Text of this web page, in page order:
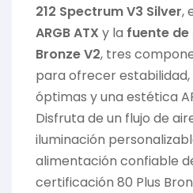
212 Spectrum V3 Silver,
ARGB ATX y la fuente de
Bronze V2, tres
para ofrecer
óptimas y una estética
Disfruta de un flujo de
iluminación
alimentación confiable
certificación 80 Plus